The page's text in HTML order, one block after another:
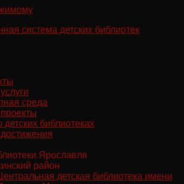
среда
библиотеках
Ярославля
район
детская библиотека имени